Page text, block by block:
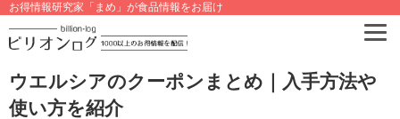
お得情報研究家「まめ」が食品情報をお届け
ウエルシアのクーポンまとめ｜入手方法や
使い方を紹介